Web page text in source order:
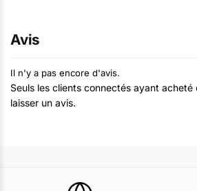
Avis
Il n'y a pas encore d'avis.
Seuls les clients connectés ayant
laisser un avis.